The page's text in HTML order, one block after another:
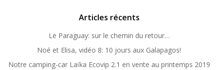
Articles récents
Le Paraguay: sur le chemin du retour…
Noé et Elisa, vidéo 8: 10 jours aux Galapagos!
Notre camping-car Laïka Ecovip 2.1 en vente au printemps 2019